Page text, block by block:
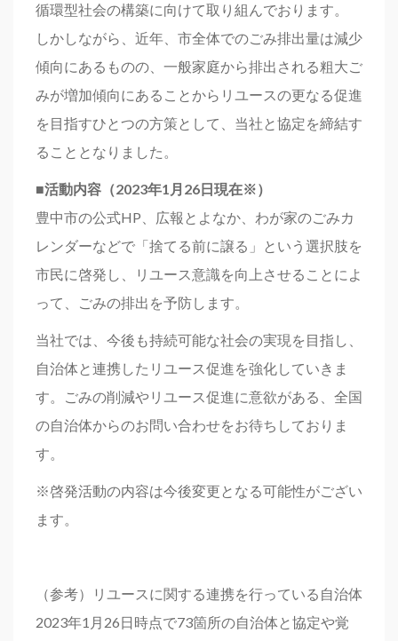
循環型社会の構築に向けて取り組んでおります。
しかしながら、近年、市全体でのごみ排出量は減少
傾向にあるものの、一般家庭から排出される粗大ご
みが増加傾向にあることからリユースの更なる促進
を目指すひとつの方策として、当社と協定を締結す
ることとなりました。
■活動内容（2023年1月26日現在※）
豊中市の公式HP、広報とよなか、わが家のごみカ
レンダーなどで「捨てる前に譲る」という選択肢を
市民に啓発し、リユース意識を向上させることによ
って、ごみの排出を予防します。
当社では、今後も持続可能な社会の実現を目指し、
自治体と連携したリユース促進を強化していきま
す。ごみの削減やリユース促進に意欲がある、全国
の自治体からのお問い合わせをお待ちしておりま
す。
※啓発活動の内容は今後変更となる可能性がござい
ます。
（参考）リユースに関する連携を行っている自治体
2023年1月26日時点で73箇所の自治体と協定や覚